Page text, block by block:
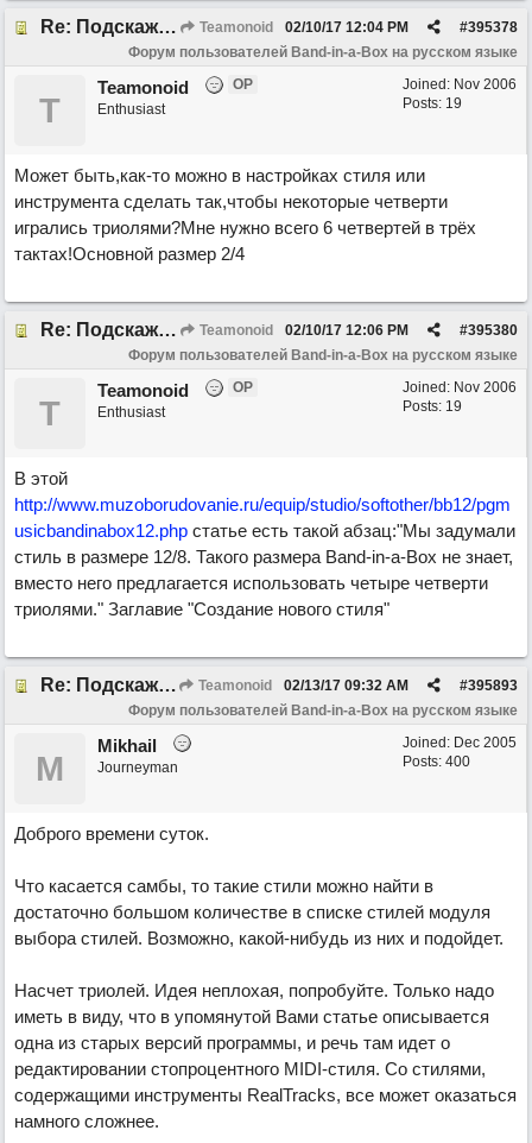
Re: Подскажите про размер 3/8! Teamonoid #395378
02/10/17 12:04 PM
Форум пользователей Band-in-a-Box на русском языке
Joined: Nov 2006
Posts: 19
T
Teamonoid
OP
Enthusiast
Может быть,как-то можно в настройках стиля или
инструмента сделать так,чтобы некоторые четверти
игрались триолями?Мне нужно всего 6 четвертей в трёх
тактах!Основной размер 2/4
Re: Подскажите про размер 3/8! Teamonoid #395380
02/10/17 12:06 PM
Форум пользователей Band-in-a-Box на русском языке
Joined: Nov 2006
Posts: 19
T
Teamonoid
OP
Enthusiast
В этой
http://www.muzoborudovanie.ru/equip/studio/softother/bb12/pgm
usicbandinabox12.php статье есть такой абзац:"Мы задумали
стиль в размере 12/8. Такого размера Band-in-a-Box не знает,
вместо него предлагается использовать четыре четверти
триолями." Заглавие "Создание нового стиля"
Re: Подскажите про размер 3/8! Teamonoid #395893
02/13/17 09:32 AM
Форум пользователей Band-in-a-Box на русском языке
Joined: Dec 2005
Posts: 400
M
Mikhail
Journeyman
Доброго времени суток.
Что касается самбы, то такие стили можно найти в
достаточно большом количестве в списке стилей модуля
выбора стилей. Возможно, какой-нибудь из них и подойдет.
Насчет триолей. Идея неплохая, попробуйте. Только надо
иметь в виду, что в упомянутой Вами статье описывается
одна из старых версий программы, и речь там идет о
редактировании стопроцентного MIDI-стиля. Со стилями,
содержащими инструменты RealTracks, все может оказаться
намного сложнее.